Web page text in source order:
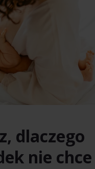
dlaczego
nie chce